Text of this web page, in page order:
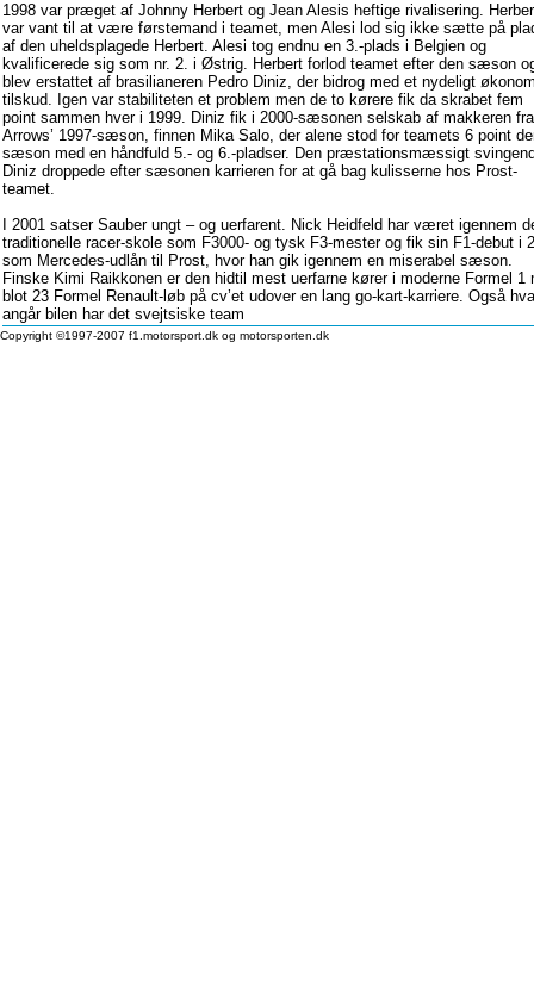
1998 var præget af Johnny Herbert og Jean Alesis heftige rivalisering.
var vant til at være førstemand i teamet, men Alesi lod sig ikke sætte på
af den uheldsplagede Herbert. Alesi tog endnu en 3.-plads i Belgien og
kvalificerede sig som nr. 2. i Østrig. Herbert forlod teamet efter den sæson
blev erstattet af brasilianeren Pedro Diniz, der bidrog med et nydeligt
tilskud. Igen var stabiliteten et problem men de to kørere fik da skrabet fem
point sammen hver i 1999. Diniz fik i 2000-sæsonen selskab af makkeren fra
Arrows’ 1997-sæson, finnen Mika Salo, der alene stod for teamets 6 point
sæson med en håndfuld 5.- og 6.-pladser. Den præstationsmæssigt
Diniz droppede efter sæsonen karrieren for at gå bag kulisserne hos Prost-
teamet.
I 2001 satser Sauber ungt – og uerfarent. Nick Heidfeld har været igennem
traditionelle racer-skole som F3000- og tysk F3-mester og fik sin F1-debut i
som Mercedes-udlån til Prost, hvor han gik igennem en miserabel sæson.
Finske Kimi Raikkonen er den hidtil mest uerfarne kører i moderne Formel 1
blot 23 Formel Renault-løb på cv’et udover en lang go-kart-karriere. Også
angår bilen har det svejtsiske team
Copyright ©1997-2007 f1.motorsport.dk og motorsporten.dk